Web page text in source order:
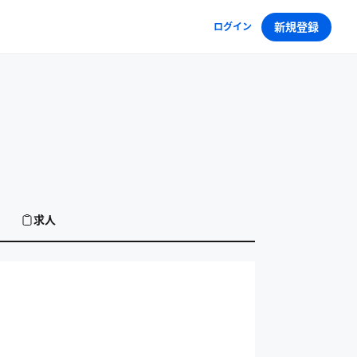
ログイン 新規登録
求人